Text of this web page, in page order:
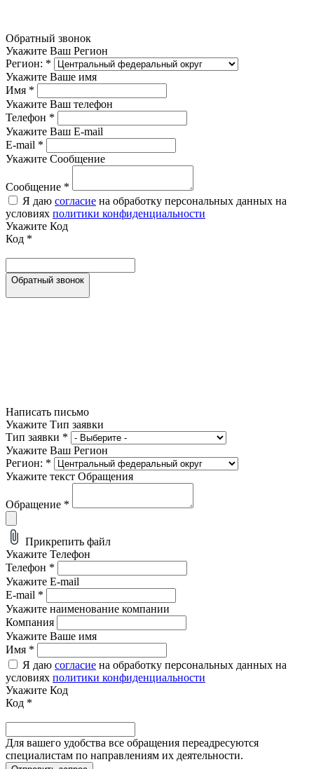
Обратный звонок
Укажите Ваш Регион
Регион: *
Укажите Ваше имя
Имя *
Укажите Ваш телефон
Телефон *
Укажите Ваш E-mail
E-mail *
Укажите Сообщение
Сообщение *
Я даю согласие на обработку персональных данных на
условиях политики конфиденциальности
Укажите Код
Код *
Обратный звонок
Написать письмо
Укажите Тип заявки
Тип заявки *
Укажите Ваш Регион
Регион: *
Укажите текст Обращения
Обращение *
Прикрепить файл
Укажите Телефон
Телефон *
Укажите E-mail
E-mail *
Укажите наименование компании
Компания
Укажите Ваше имя
Имя *
Я даю согласие на обработку персональных данных на
условиях политики конфиденциальности
Укажите Код
Код *
Для вашего удобства все обращения переадресуются
специалистам по направлениям их деятельности.